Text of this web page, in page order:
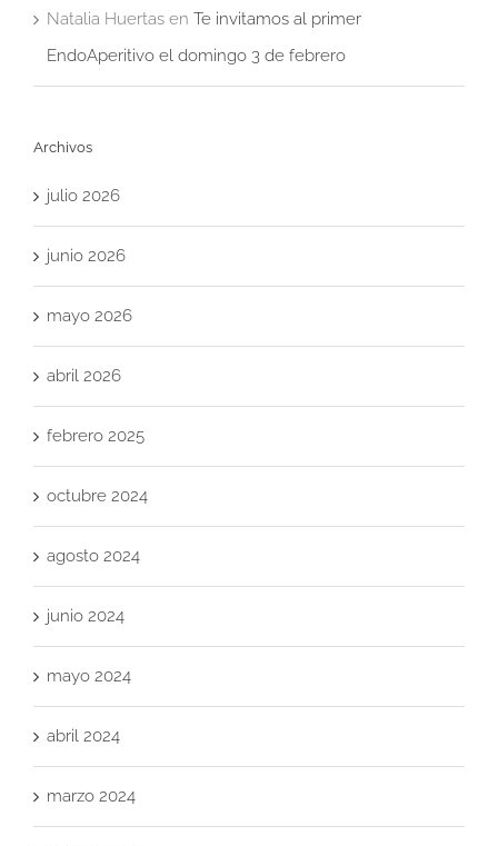
Natalia Huertas en Te invitamos al primer
EndoAperitivo el domingo 3 de febrero
Archivos
julio 2026
junio 2026
mayo 2026
abril 2026
febrero 2025
octubre 2024
agosto 2024
junio 2024
mayo 2024
abril 2024
marzo 2024